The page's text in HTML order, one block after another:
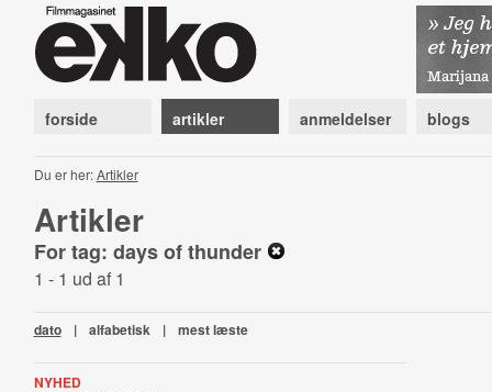
forside artikler anmeldelser blogs
Du er her:Artikler
Artikler
For tag: days of thunder
1 - 1 ud af 1
dato | alfabetisk | mest læste
NYHED